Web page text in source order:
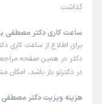
گذاشت.
ساعت کاری دکتر مصطفی
برای اطلاع از ساعت کاری
دکتر در همین صفحه
در دکترتو باز باشد،
هزینه ویزیت دکتر مصطفی